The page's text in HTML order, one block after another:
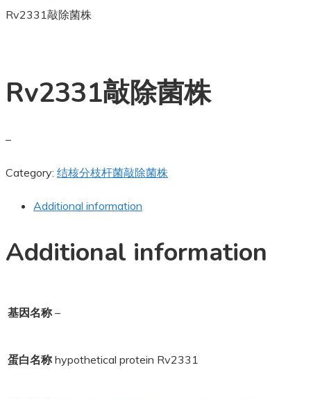
Rv2331敲除菌株
Rv2331敲除菌株
–
Category: 结核分枝杆菌敲除菌株
Additional information
Additional information
基因名称 –
蛋白名称 hypothetical protein Rv2331